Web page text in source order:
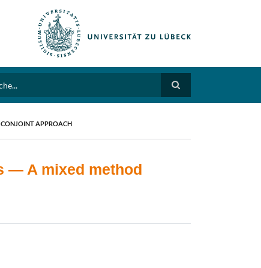
CONJOINT APPROACH
— A mixed method